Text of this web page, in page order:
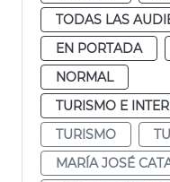
TODAS LAS
EN PORTADA
NORMAL
TURISMO E
TURISMO
MARÍA JOSÉ